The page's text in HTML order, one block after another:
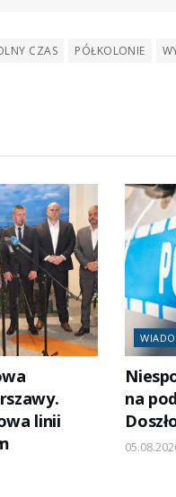
CZAS PÓŁKOLONIE
linii
na